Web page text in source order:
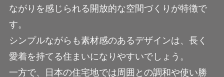
ながりを感じられる開放的な空間づくりが特徴で
す。
シンプルながらも素材感のあるデザインは、長く
愛着を持てる住まいになりやすいでしょう。
一方で、日本の住宅地では周囲との調和や使い勝